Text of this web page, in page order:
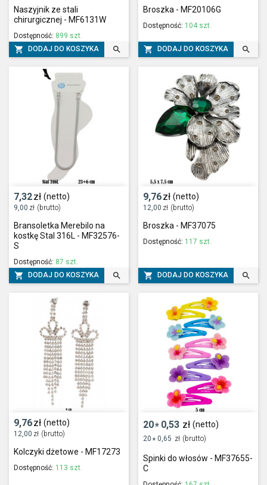
Naszyjnik ze stali
chirurgicznej - MF6131W
Dostępność: 899 szt.
 DODAJ DO KOSZYKA 
Broszka - MF20106G
Dostępność: 104 szt.
 DODAJ DO KOSZYKA 
7,32zł (netto)
9,00 zł (brutto)
Bransoletka Merebilo na
kostkę Stal 316L - MF32576-
S
Dostępność: 87 szt.
 DODAJ DO KOSZYKA 
9,76zł (netto)
12,00 zł (brutto)
Broszka - MF37075
Dostępność: 117 szt.
 DODAJ DO KOSZYKA 
9,76zł (netto)
12,00 zł (brutto)
Kolczyki dżetowe - MF17273
Dostępność: 113 szt.
20* 0,53 zł (netto)
20 * 0,65 zł (brutto)
Spinki do włosów - MF37655-
C